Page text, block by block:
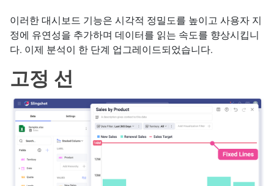
이러한 대시보드 기능은 시각적 정밀도를 높이고 사용자 지
정에 유연성을 추가하며 데이터를 읽는 속도를 향상시킵니
다. 이제 분석이 한 단계 업그레이드되었습니다.
고정 선